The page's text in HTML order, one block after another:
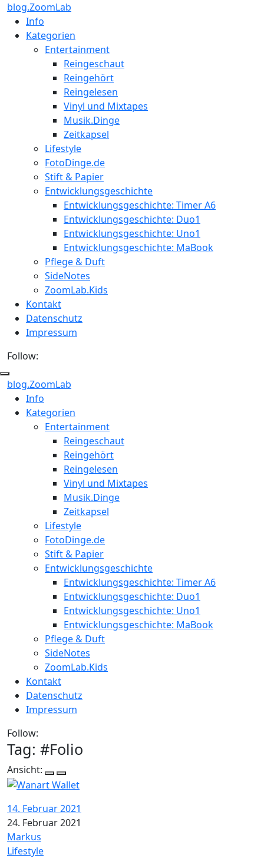
blog.ZoomLab
Info
Kategorien
Entertainment
Reingeschaut
Reingehört
Reingelesen
Vinyl und Mixtapes
Musik.Dinge
Zeitkapsel
Lifestyle
FotoDinge.de
Stift & Papier
Entwicklungsgeschichte
Entwicklungsgeschichte: Timer A6
Entwicklungsgeschichte: Duo1
Entwicklungsgeschichte: Uno1
Entwicklungsgeschichte: MaBook
Pflege & Duft
SideNotes
ZoomLab.Kids
Kontakt
Datenschutz
Impressum
Follow:
blog.ZoomLab
ZoomLab
//
Info
Kategorien
Entertainment
Reingeschaut
Reingehört
Reingelesen
Vinyl und Mixtapes
Musik.Dinge
Zeitkapsel
Lifestyle
FotoDinge.de
Stift & Papier
Entwicklungsgeschichte
Entwicklungsgeschichte: Timer A6
Entwicklungsgeschichte: Duo1
Entwicklungsgeschichte: Uno1
Entwicklungsgeschichte: MaBook
Pflege & Duft
SideNotes
ZoomLab.Kids
Kontakt
Datenschutz
Impressum
Follow:
Tag: #Folio
Ansicht:
14. Februar 2021
24. Februar 2021
Markus
Lifestyle